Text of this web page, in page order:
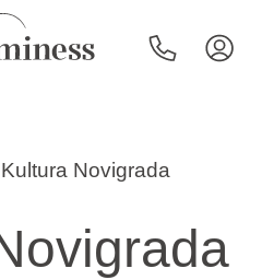
Kultura Novigrada